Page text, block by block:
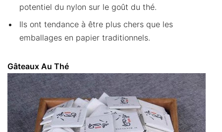
potentiel du nylon sur le goût du thé.
Ils ont tendance à être plus chers que les
emballages en papier traditionnels.
Gâteaux Au Thé